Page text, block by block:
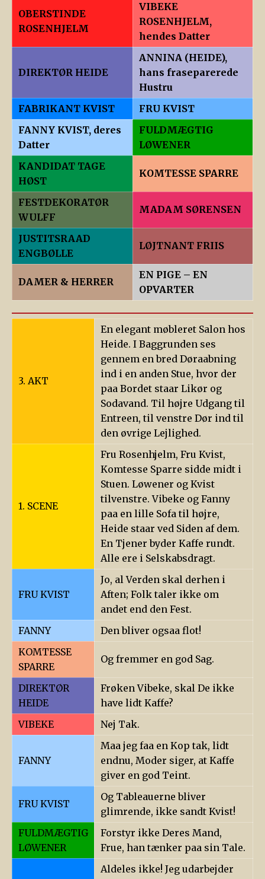
OBERSTINDE
ROSENHJELM
VIBEKE
ROSENHJELM,
hendes Datter
DIREKTØR HEIDE
ANNINA (HEIDE),
hans fraseparerede
Hustru
FABRIKANT KVIST
FRU KVIST
FANNY KVIST, deres
Datter
FULDMÆGTIG
LØWENER
KANDIDAT TAGE
HØST
KOMTESSE SPARRE
FESTDEKORATØR
WULFF
MADAM SØRENSEN
JUSTITSRAAD
ENGBØLLE
LØJTNANT FRIIS
DAMER & HERRER
EN PIGE – EN
OPVARTER
3. AKT
En elegant møbleret Salon hos
Heide. I Baggrunden ses
gennem en bred Døraabning
ind i en anden Stue, hvor der
paa Bordet staar Likør og
Sodavand. Til højre Udgang til
Entreen, til venstre Dør ind til
den øvrige Lejlighed.
1. SCENE
Fru Rosenhjelm, Fru Kvist,
Komtesse Sparre sidde midt i
Stuen. Løwener og Kvist
tilvenstre. Vibeke og Fanny
paa en lille Sofa til højre,
Heide staar ved Siden af dem.
En Tjener byder Kaffe rundt.
Alle ere i Selskabsdragt.
FRU KVIST
Jo, al Verden skal derhen i
Aften; Folk taler ikke om
andet end den Fest.
FANNY
Den bliver ogsaa flot!
KOMTESSE
SPARRE
Og fremmer en god Sag.
DIREKTØR
HEIDE
Frøken Vibeke, skal De ikke
have lidt Kaffe?
VIBEKE
Nej Tak.
FANNY
Maa jeg faa en Kop tak, lidt
endnu, Moder siger, at Kaffe
giver en god Teint.
FRU KVIST
Og Tableauerne bliver
glimrende, ikke sandt Kvist!
FULDMÆGTIG
LØWENER
Forstyr ikke Deres Mand,
Frue, han tænker paa sin Tale.
Aldeles ikke! Jeg udarbejder